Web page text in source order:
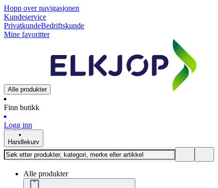
Hopp over navigasjonen
Kundeservice
PrivatkundeBedriftskunde
Mine favoritter
Alle produkter
Finn butikk
Logg inn
Handlekurv
Alle produkter